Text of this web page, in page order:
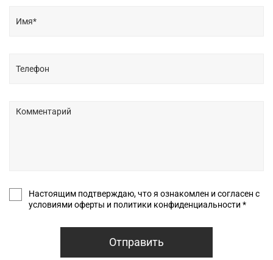
Настоящим подтверждаю, что я ознакомлен и согласен с
условиями оферты и политики конфиденциальности *
Отправить